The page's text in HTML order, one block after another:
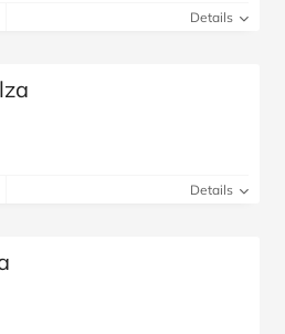
Details
Details